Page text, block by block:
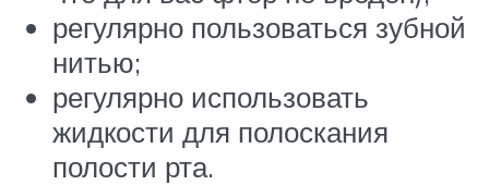
регулярно пользоваться зубной
нитью;
регулярно использовать
жидкости для полоскания
полости рта.